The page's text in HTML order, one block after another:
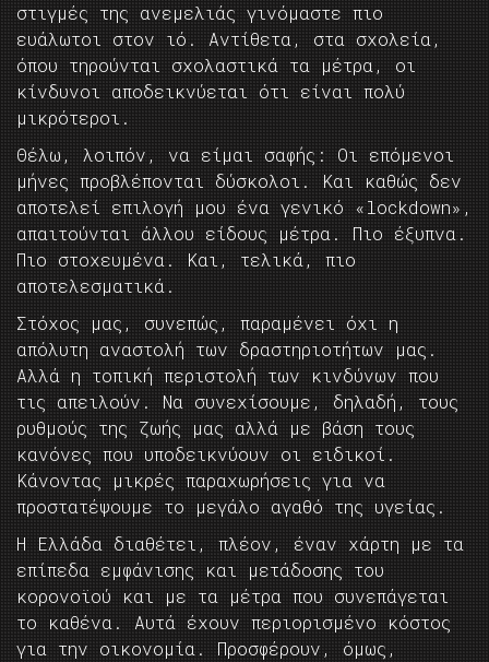
στιγμές της ανεμελιάς γινόμαστε πιο
ευάλωτοι στον ιό. Αντίθετα, στα σχολεία,
όπου τηρούνται σχολαστικά τα μέτρα, οι
κίνδυνοι αποδεικνύεται ότι είναι πολύ
μικρότεροι.
Θέλω, λοιπόν, να είμαι σαφής: Οι επόμενοι
μήνες προβλέπονται δύσκολοι. Και καθώς δεν
αποτελεί επιλογή μου ένα γενικό «lockdown»,
απαιτούνται άλλου είδους μέτρα. Πιο έξυπνα.
Πιο στοχευμένα. Και, τελικά, πιο
αποτελεσματικά.
Στόχος μας, συνεπώς, παραμένει όχι η
απόλυτη αναστολή των δραστηριοτήτων μας.
Αλλά η τοπική περιστολή των κινδύνων που
τις απειλούν. Να συνεχίσουμε, δηλαδή, τους
ρυθμούς της ζωής μας αλλά με βάση τους
κανόνες που υποδεικνύουν οι ειδικοί.
Κάνοντας μικρές παραχωρήσεις για να
προστατέψουμε το μεγάλο αγαθό της υγείας.
Η Ελλάδα διαθέτει, πλέον, έναν χάρτη με τα
επίπεδα εμφάνισης και μετάδοσης του
κορονοϊού και με τα μέτρα που συνεπάγεται
το καθένα. Αυτά έχουν περιορισμένο κόστος
για την οικονομία. Προσφέρουν, όμως,